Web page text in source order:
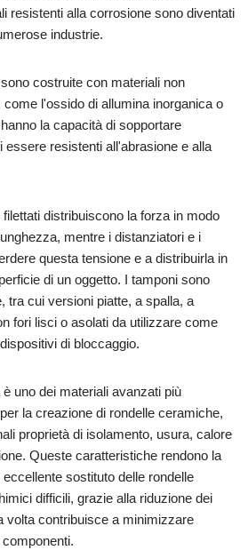
resistenti alla corrosione sono diventati
industrie.
costruite con materiali non
l'ossido di allumina inorganica o
la capacità di sopportare
essere resistenti all'abrasione e alla
distribuiscono la forza in modo
mentre i distanziatori e i
questa tensione e a distribuirla in
di un oggetto. I tamponi sono
tra cui versioni piatte, a spalla, a
fori lisci o asolati da utilizzare come
di bloccaggio.
uno dei materiali avanzati più
la creazione di rondelle ceramiche,
proprietà di isolamento, usura, calore
Queste caratteristiche rendono la
sostituto delle rondelle
difficili, grazie alla riduzione dei
volta contribuisce a minimizzare